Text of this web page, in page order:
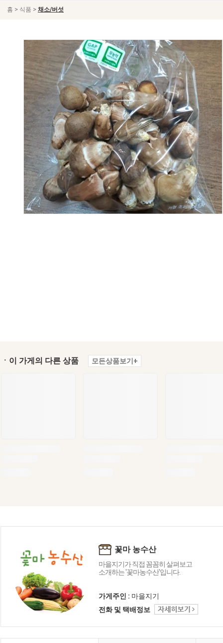
홈 > 식품 > 채소/버섯
ㆍ이 가게의 다른 상품 모든상품보기+
꽃마 농수산
마을지기가 직접 꼼꼼히 살펴보고
소개하는 '꽃마농수산'입니다.
가게주인 : 마을지기
전화 및 택배정보